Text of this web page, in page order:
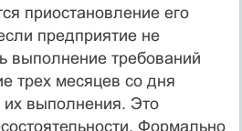
приостановление его
предприятие не
выполнение требований
трех месяцев со дня
их выполнения. Это
Формально